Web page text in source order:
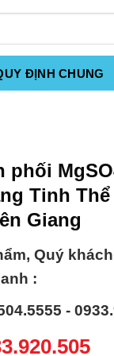
ĐỊNH CHUNG
Tinh
Giang
Quý
:
-